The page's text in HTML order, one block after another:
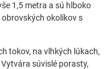
1,5 metra a sú hlboko
obrovských okolíkov s
tokov, na vlhkých lúkach,
súvislé porasty,